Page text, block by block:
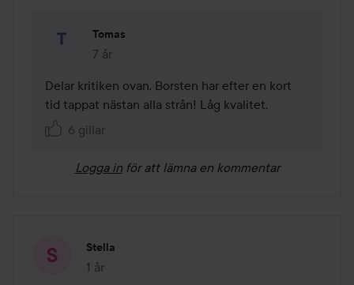
Tomas
7 år
Kommentaren lades 7 år
Delar kritiken ovan. Borsten har efter en kort
tid tappat nästan alla strån! Låg kvalitet.
6 gillar
Logga in för att lämna en kommentar
Stella
1 år
Inlägget skapades 1 år